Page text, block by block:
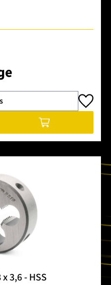
Wert ein oder
3,6 - HSS